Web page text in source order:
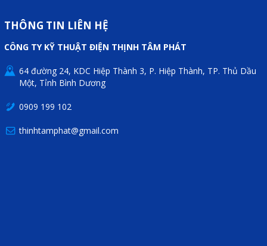
THÔNG TIN LIÊN HỆ
CÔNG TY KỸ THUẬT ĐIỆN THỊNH TÂM PHÁT
64 đường 24, KDC Hiệp Thành 3, P. Hiệp Thành, TP. Thủ Dầu
Một, Tỉnh Bình Dương
0909 199 102
thinhtamphat@gmail.com